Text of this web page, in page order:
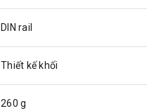
DIN rail
Thiết kế khối
260 g